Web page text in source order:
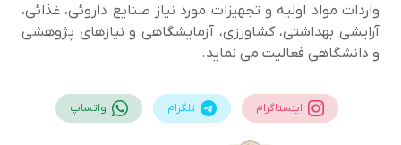
واردات مواد اولیه و تجهیزات مورد نیاز صنایع داروئی، غذائی،
آرایشی بهداشتی، کشاورزی، آزمایشگاهی و نیازهای پژوهشی
و دانشگاهی فعالیت می نماید.
اینستاگرام تلگرام واتساپ